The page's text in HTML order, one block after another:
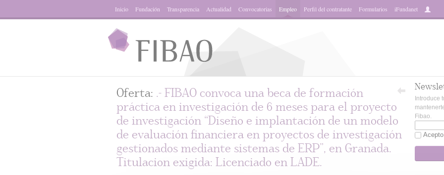
Inicio Fundación Transparencia Actualidad Convocatorias Empleo Perfil del contratante Formularios iFundanet
Oferta: .- FIBAO convoca una beca de formación
práctica en investigación de 6 meses para el proyecto
de investigación “Diseño e implantación de un modelo
de evaluación financiera en proyectos de investigación
gestionados mediante sistemas de ERP”, en Granada.
Titulacion exigida: Licenciado en LADE.
Introduce
Fibao.